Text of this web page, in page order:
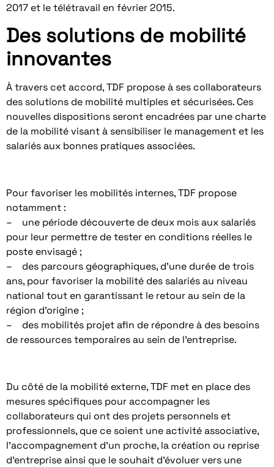
2017 et le télétravail en février 2015.
Des solutions de mobilité
innovantes
À travers cet accord, TDF propose à ses collaborateurs
des solutions de mobilité multiples et sécurisées. Ces
nouvelles dispositions seront encadrées par une charte
de la mobilité visant à sensibiliser le management et les
salariés aux bonnes pratiques associées.
Pour favoriser les mobilités internes, TDF propose
notamment :
– une période découverte de deux mois aux salariés
pour leur permettre de tester en conditions réelles le
poste envisagé ;
– des parcours géographiques, d’une durée de trois
ans, pour favoriser la mobilité des salariés au niveau
national tout en garantissant le retour au sein de la
région d’origine ;
– des mobilités projet afin de répondre à des besoins
de ressources temporaires au sein de l’entreprise.
Du côté de la mobilité externe, TDF met en place des
mesures spécifiques pour accompagner les
collaborateurs qui ont des projets personnels et
professionnels, que ce soient une activité associative,
l’accompagnement d’un proche, la création ou reprise
d’entreprise ainsi que le souhait d’évoluer vers une